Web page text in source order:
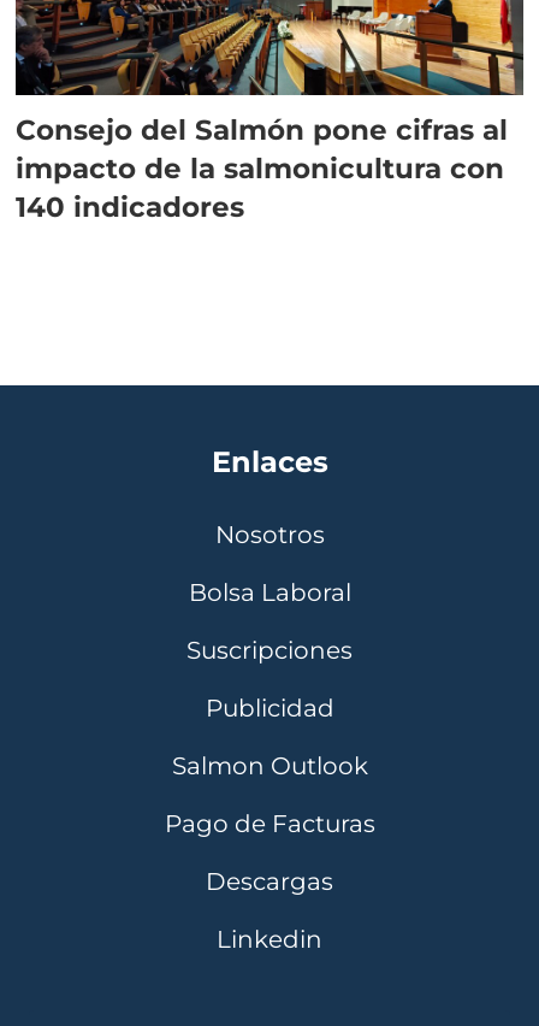
Consejo del Salmón pone cifras al
impacto de la salmonicultura con
140 indicadores
Enlaces
Nosotros
Bolsa Laboral
Suscripciones
Publicidad
Salmon Outlook
Pago de Facturas
Descargas
Linkedin